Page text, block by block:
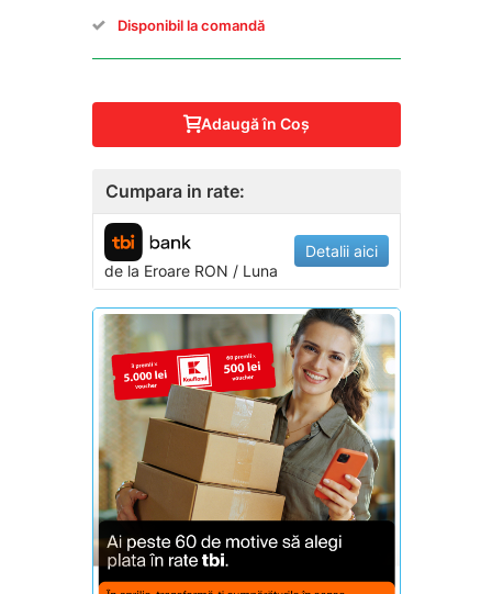
Disponibil la comandă
Adaugă în Coş
Cumpara in rate:
de la EroareRON / Luna
Detalii aici